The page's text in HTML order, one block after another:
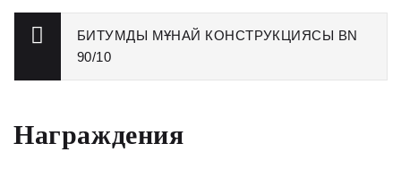
БИТУМДЫ МҰНАЙ КОНСТРУКЦИЯСЫ BN
90/10
Награждения